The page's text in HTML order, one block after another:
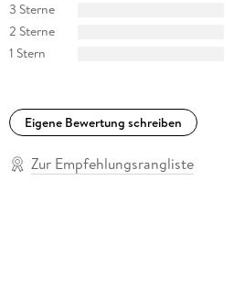
3 Sterne
2 Sterne
1 Stern
Eigene Bewertung schreiben
Zur Empfehlungsrangliste